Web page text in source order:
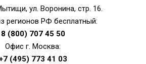
ул. Воронина, стр. 16.
регионов РФ бесплатный:
8 (800) 707 45 50
Офис г. Москва:
(495) 773 41 03